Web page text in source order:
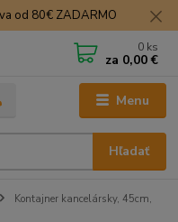
od 80€ ZADARMO
Menu
Hľadať
0 ks
za 0,00 €
Kontajner kancelársky, 45cm,